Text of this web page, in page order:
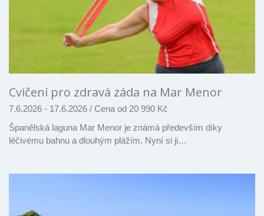
Cvičení pro zdravá záda na Mar Menor
7.6.2026 - 17.6.2026 / Cena od 20 990 Kč
Španělská laguna Mar Menor je známá především díky
léčivému bahnu a dlouhým plážím. Nyní si ji…